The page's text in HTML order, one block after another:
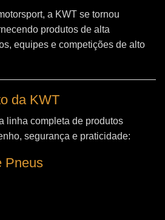
a KWT se tornou
produtos de alta
equipes e competições de alto
da KWT
linha completa de produtos
segurança e praticidade:
Pneus